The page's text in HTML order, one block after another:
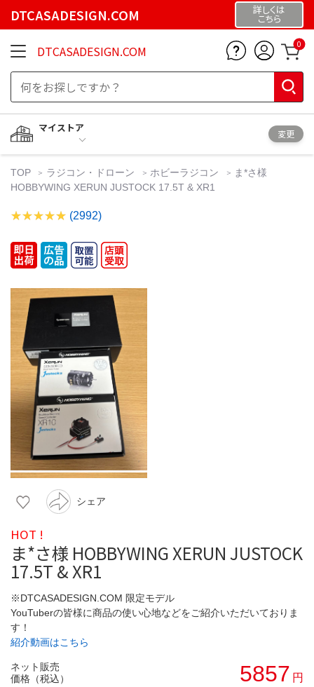
DTCASADESIGN.COM 詳しくは
こちら
DTCASADESIGN.COM 0
マイストア
変更
TOP ラジコン・ドローン ホビーラジコン
ま*さ様
HOBBYWING XERUN JUSTOCK 17.5T & XR1
(2992)
シェア
HOT !
ま*さ様 HOBBYWING XERUN JUSTOCK
17.5T & XR1
※DTCASADESIGN.COM 限定モデル
YouTuberの皆様に商品の使い心地などをご紹介いただいておりま
す！
紹介動画はこちら
ネット販売
価格（税込）
5857 円